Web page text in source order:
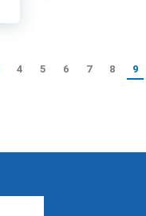
4 5 6 7 8 9